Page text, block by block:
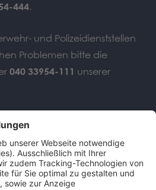
444.
und Polizeidienststellen
Problemen bitte die
040 33954-111 unserer
Ihre
um den Google
zu laden!